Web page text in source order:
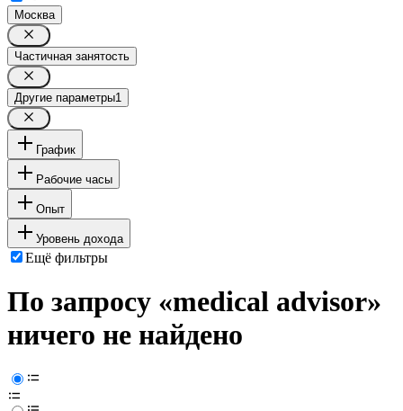
Москва
Частичная занятость
Другие параметры1
График
Рабочие часы
Опыт
Уровень дохода
Ещё фильтры
По запросу «medical advisor»
ничего не найдено